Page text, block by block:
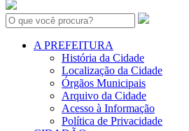
Search:
A PREFEITURA
História da Cidade
Localização da Cidade
Órgãos Municipais
Arquivo da Cidade
Acesso à Informação
Política de Privacidade